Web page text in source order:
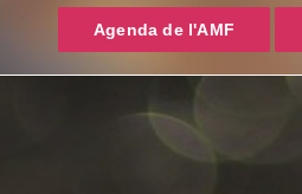
Agenda de l'AMF